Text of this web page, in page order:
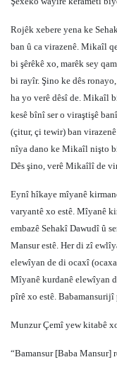
Rojêk xebere yena ke
ban û ca virazenê. Mikaîl
bi şêrêkê xo, marêk sey
bi rayîr. Şino ke dês
ha yo verê dêsî de. Mikaîl
kesê bînî ser o viraştişê
(çitur, çi tewir) ban
nîya dano ke Mikaîl nişto
Dês şino, verê Mikaîlî de
Eynî hîkaye mîyanê
varyantê xo estê. Mîyanê
embazê Sehakî Dawudî û
Mansur estê. Her di zî
elewîyan de di ocaxî
Mîyanê kurdanê elewîyan
pîrê xo estê. Babamansurijî
Munzur Çemî yew kitabê
“Bamansur [Baba Mansur]